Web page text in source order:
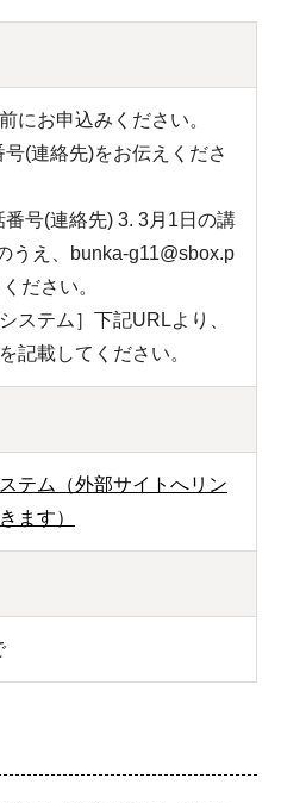
にお申込みください。
号(連絡先)をお伝えくださ
番号(連絡先) 3. 3月1日の講
うえ、bunka-g11@sbox.p
ださい。
ステム］下記URLより、
記載してください。
テム（外部サイトへリン
ます）